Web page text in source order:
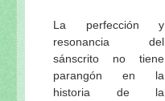
La perfección y
resonancia del
sánscrito no tiene
parangón en la
historia de la